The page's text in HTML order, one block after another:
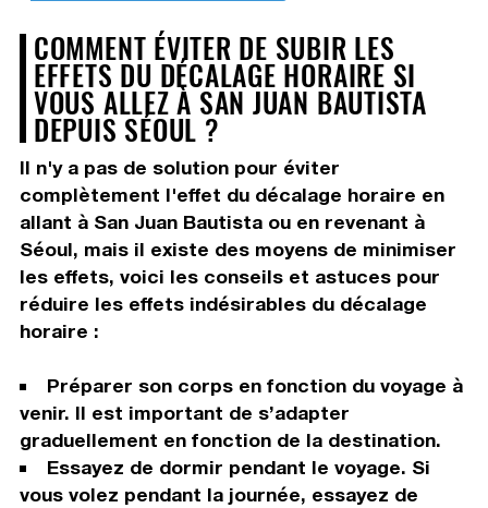
COMMENT ÉVITER DE SUBIR LES
EFFETS DU DÉCALAGE HORAIRE SI
VOUS ALLEZ À SAN JUAN BAUTISTA
DEPUIS SÉOUL ?
Il n'y a pas de solution pour éviter
complètement l'effet du décalage horaire en
allant à San Juan Bautista ou en revenant à
Séoul, mais il existe des moyens de minimiser
les effets, voici les conseils et astuces pour
réduire les effets indésirables du décalage
horaire :
Préparer son corps en fonction du voyage à
venir. Il est important de s’adapter
graduellement en fonction de la destination.
Essayez de dormir pendant le voyage. Si
vous volez pendant la journée, essayez de